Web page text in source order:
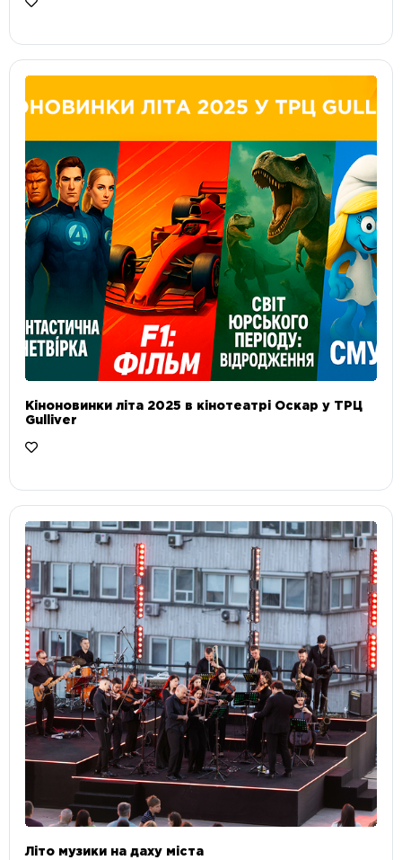
Кіноновинки літа 2025 в кінотеатрі Оскар у ТРЦ
Gulliver
Літо музики на даху міста